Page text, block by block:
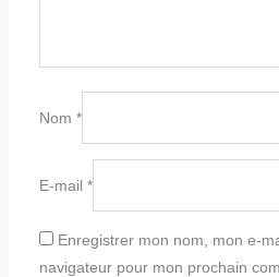
Nom *
E-mail *
Enregistrer mon nom, mon e-
navigateur pour mon prochain